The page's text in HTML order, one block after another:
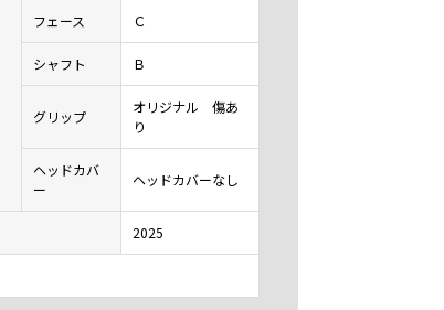
フェース Ｃ
シャフト Ｂ
グリップ
オリジナル 傷あ
り
ヘッドカバ
ー
ヘッドカバーなし
2025